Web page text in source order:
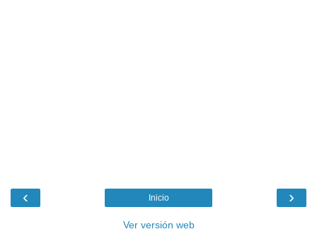
‹ ›
Inicio
Ver versión web